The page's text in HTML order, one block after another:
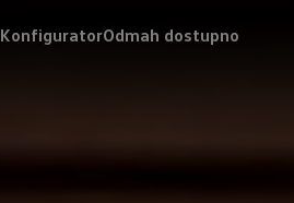
KonfiguratorOdmah dostupno